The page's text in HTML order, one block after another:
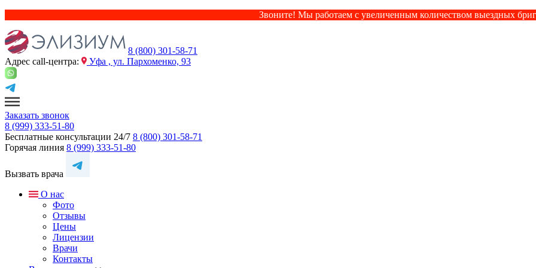
Звоните! Мы работаем с увеличенным количеством выездных
8 (800) 301-58-71
Адрес сall-центра:
Уфа , ул. Пархоменко, 93
Заказать звонок
8 (999) 333-51-80
Бесплатные консультации 24/7 8 (800) 301-58-71
Горячая линия 8 (999) 333-51-80
Вызвать врача
О нас
Фото
Отзывы
Цены
Лицензии
Врачи
Контакты